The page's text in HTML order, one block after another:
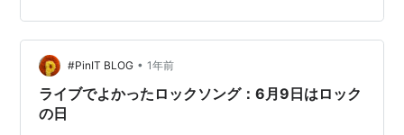
#PinIT BLOG • 1年前
ライブでよかったロックソング：6月9日はロック
の日